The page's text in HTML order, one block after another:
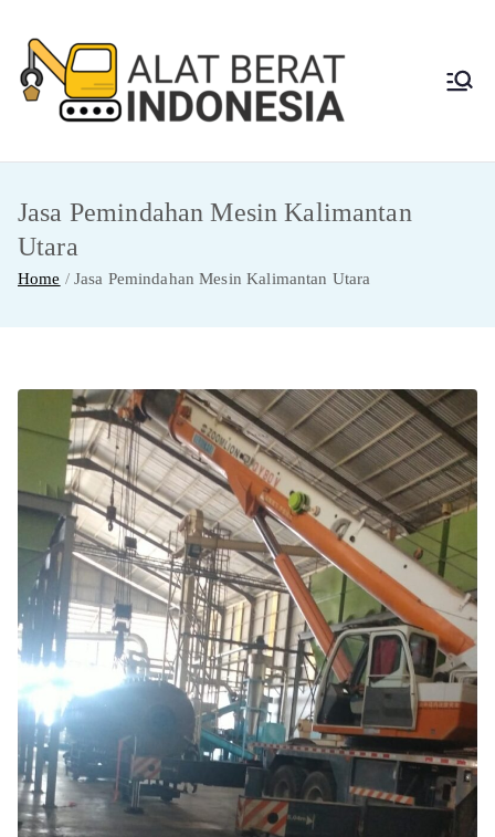
content
Berat
Indon
esia
Jasa Sewa Alat
Jasa Pemindahan Mesin Kalimantan
Utara
Home Jasa Pemindahan Mesin Kalimantan Utara